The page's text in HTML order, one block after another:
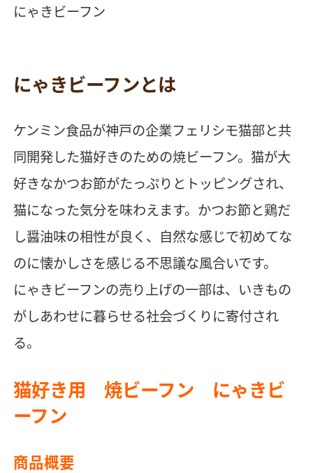
にゃきビーフン
にゃきビーフンとは
ケンミン食品が神戸の企業フェリシモ猫部と共
同開発した猫好きのための焼ビーフン。猫が大
好きなかつお節がたっぷりとトッピングされ、
猫になった気分を味わえます。かつお節と鶏だ
し醤油味の相性が良く、自然な感じで初めてな
のに懐かしさを感じる不思議な風合いです。
にゃきビーフンの売り上げの一部は、いきもの
がしあわせに暮らせる社会づくりに寄付され
る。
猫好き用 焼ビーフン にゃきビ
ーフン
商品概要